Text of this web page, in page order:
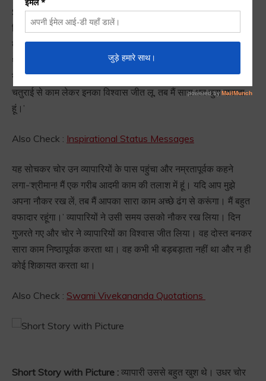
Short Story with Picture :एक बार एक चोर अपना शिकार ढूंढ़ने के
लिए एक बड़े शहर में घुसा। जब वह बाजार में पहुंचा, तब उसने एक
व्यापारियों के झुंड को देखा। उनके पास कीमती रेशम की बहुत-सी गांटें
थीं। उसने खुशी से अपने हाथ मले। ‘ये बहुत अमीर व्यापारी लगते हैं। जब
ये अपना सब माल बेच लेंगे, तब इनके पास बहुतसा धन आ जाएगा। यदि मैं
चतुराई से काम लेकर इनका विश्वास जीत लू, तब मैं सारा धन चुरा सकता
हूं।’
Also Check : Inspirational Status Messages
यह सोचकर चोर उन व्यापारियों के पास पहुंचा और नम्रतापूर्वक कहने
लगा-‘श्रीमान! मैं एक गरीब आदमी काम की तलाश में हूं। यदि आप मुझे
अपना नौकर रख लें, तब मैं आपका सारा काम अच्छे ढंग से करूंगा। मैं बहुत
वफादार रहूंगा।’ व्यापारियों ने उसी समय उसको नौकर रख लिया। दिन
गुजरते गए और चोर ने व्यापारियों का विश्वास जीत लिया। वह दोस्त बनकर
सारा काम निष्ठापूर्वक करता था। वह कभी भी बड़बड़ाता नहीं था और न ही
कोई शिकायत करता था।
Also Check : Swami Vivekananda Quotations
Short Story with Picture : व्यापारी उससे बहुत खुश थे। उधर चोर